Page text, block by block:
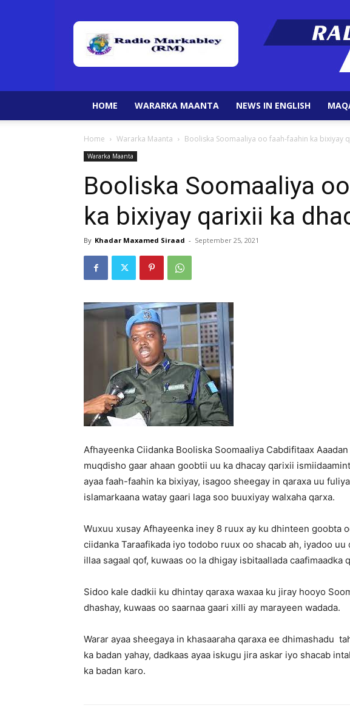
HOME WARARKA MAANTA NEWS IN ENGLISH
Home Wararka Maanta Booliska Soomaaliya oo faah-faahin ka bixiyay
Wararka Maanta
Booliska Soomaaliya
ka bixiyay qarixii ka
By Khadar Maxamed Siraad - September 25, 2021
Afhayeenka Ciidanka Booliska Soomaaliya Cabdifitaax
muqdisho gaar ahaan goobtii uu ka dhacay qarixii
ayaa faah-faahin ka bixiyay, isagoo sheegay in qaraxa uu
islamarkaana watay gaari laga soo buuxiyay walxaha qarxa.
Wuxuu xusay Afhayeenka iney 8 ruux ay ku dhinteen goobta
ciidanka Taraafikada iyo todobo ruux oo shacab ah, iyadoo
illaa sagaal qof, kuwaas oo la dhigay isbitaallada caafimaadka
Sidoo kale dadkii ku dhintay qaraxa waxaa ku jiray hooyo
dhashay, kuwaas oo saarnaa gaari xilli ay marayeen wadada.
Warar ayaa sheegaya in khasaaraha qaraxa ee dhimashadu
ka badan yahay, dadkaas ayaa iskugu jira askar iyo shacab
ka badan karo.